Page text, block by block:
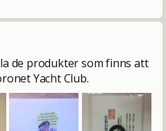
de produkter som finns att
Yacht Club.